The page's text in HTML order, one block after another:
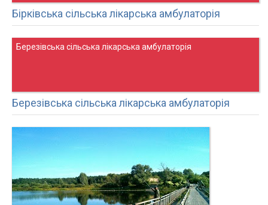
Бірківська сільська лікарська амбулаторія
Березівська сільська лікарська амбулаторія
Березівська сільська лікарська амбулаторія